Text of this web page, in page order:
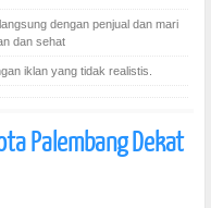
dengan penjual dan mari
dan sehat
iklan yang tidak realistis.
Palembang Dekat